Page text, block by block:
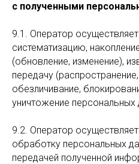
с полученными
9.1. Оператор
систематизацию,
(обновление, изменение),
передачу
обезличивание,
уничтожение персональных
9.2. Оператор
обработку персональных
передачей полученной